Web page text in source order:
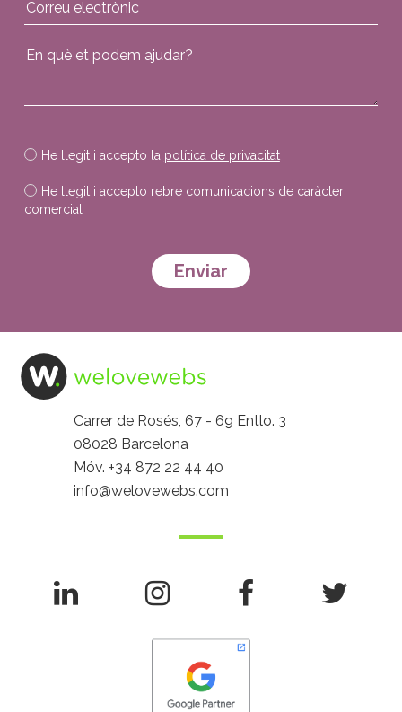
He llegit i accepto la política de privacitat
He llegit i accepto rebre comunicacions de caràcter
comercial
Carrer de Rosés, 67 - 69 Entlo. 3
08028 Barcelona
Móv.+34 872 22 44 40
info@welovewebs.com